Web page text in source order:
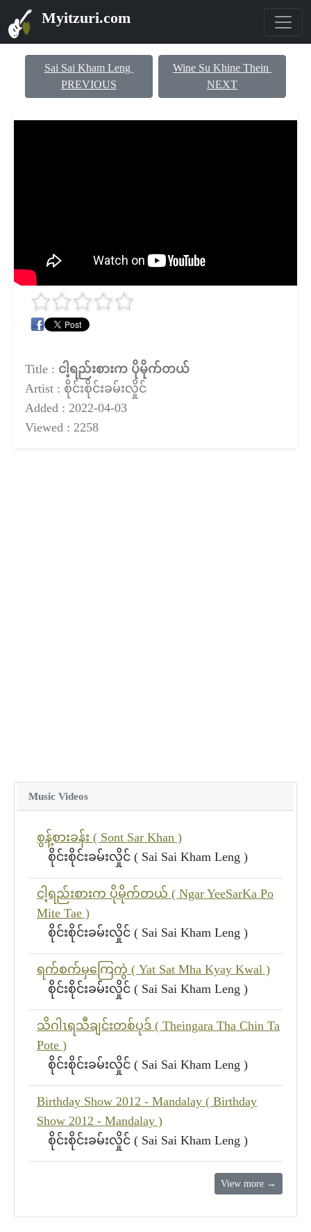
Myitzuri.com
Sai Sai Kham Leng
PREVIOUS
Wine Su Khine Thein
NEXT
Title : ငါ့ရည်းစားက ပိုမိုက်တယ်
Artist : စိုင်းစိုင်းခမ်းလှိုင်
Added : 2022-04-03
Viewed : 2258
Music Videos
စွန့်စားခန်း ( Sont Sar Khan )
စိုင်းစိုင်းခမ်းလှိုင် ( Sai Sai Kham Leng )
ငါ့ရည်းစားက ပိုမိုက်တယ် ( Ngar YeeSarKa Po
Mite Tae )
စိုင်းစိုင်းခမ်းလှိုင် ( Sai Sai Kham Leng )
ရက်စက်မှကြေကွဲ ( Yat Sat Mha Kyay Kwal )
စိုင်းစိုင်းခမ်းလှိုင် ( Sai Sai Kham Leng )
သိဂါၤရသီချင်းတစ်ပုဒ် ( Theingara Tha Chin Ta
Pote )
စိုင်းစိုင်းခမ်းလှိုင် ( Sai Sai Kham Leng )
Birthday Show 2012 - Mandalay ( Birthday
Show 2012 - Mandalay )
စိုင်းစိုင်းခမ်းလှိုင် ( Sai Sai Kham Leng )
View more →